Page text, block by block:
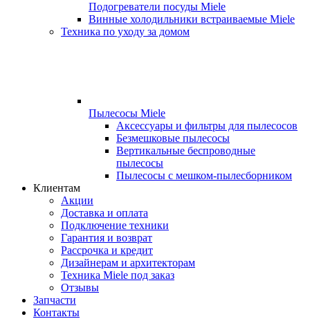
Подогреватели посуды Miele
Винные холодильники встраиваемые Miele
Техника по уходу за домом
Пылесосы Miele
Аксессуары и фильтры для пылесосов
Безмешковые пылесосы
Вертикальные беспроводные
пылесосы
Пылесосы с мешком-пылесборником
Клиентам
Акции
Доставка и оплата
Подключение техники
Гарантия и возврат
Рассрочка и кредит
Дизайнерам и архитекторам
Техника Miele под заказ
Отзывы
Запчасти
Контакты